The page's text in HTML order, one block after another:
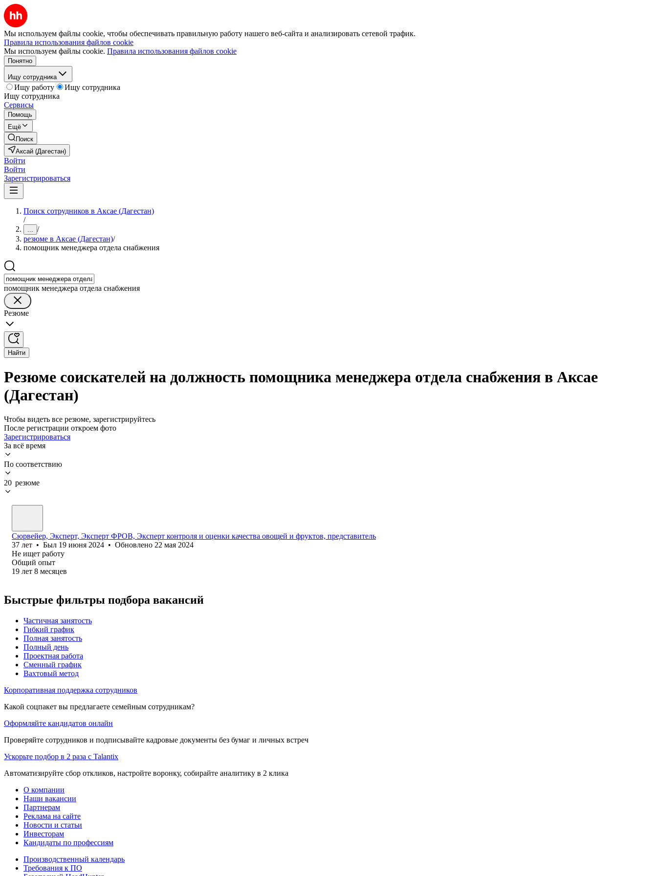
Мы используем файлы cookie, чтобы обеспечивать правильную работу нашего веб-сайта и анализировать сетевой трафик.
Правила использования файлов cookie
Мы используем файлы cookie. Правила использования файлов cookie
Понятно
Ищу сотрудника
Ищу работу
Ищу сотрудника
Ищу сотрудника
Сервисы
Помощь
Ещё
Поиск
Аксай (Дагестан)
Войти
Войти
Зарегистрироваться
Поиск сотрудников в Аксае (Дагестан)
/
... /
резюме в Аксае (Дагестан)/
помощник менеджера отдела снабжения
помощник менеджера отдела снабжения
Резюме
Найти
Резюме соискателей на должность помощника менеджера отдела снабжения в Аксае
(Дагестан)
Чтобы видеть все резюме, зарегистрируйтесь
После регистрации откроем фото
Зарегистрироваться
За всё время
По соответствию
20 резюме
Сюрвейер, Эксперт, Эксперт ФРОВ, Эксперт контроля и оценки качества овощей и фруктов, представитель
37 лет • Был 19 июня 2024 • Обновлено 22 мая 2024
Не ищет работу
Общий опыт
19 лет 8 месяцев
Быстрые фильтры подбора вакансий
Частичная занятость
Гибкий график
Полная занятость
Полный день
Проектная работа
Сменный график
Вахтовый метод
Корпоративная поддержка сотрудников
Какой соцпакет вы предлагаете семейным сотрудникам?
Оформляйте кандидатов онлайн
Проверяйте сотрудников и подписывайте кадровые документы без бумаг и личных встреч
Ускорьте подбор в 2 раза с Talantix
Автоматизируйте сбор откликов, настройте воронку, собирайте аналитику в 2 клика
О компании
Наши вакансии
Партнерам
Реклама на сайте
Новости и статьи
Инвесторам
Кандидаты по профессиям
Производственный календарь
Требования к ПО